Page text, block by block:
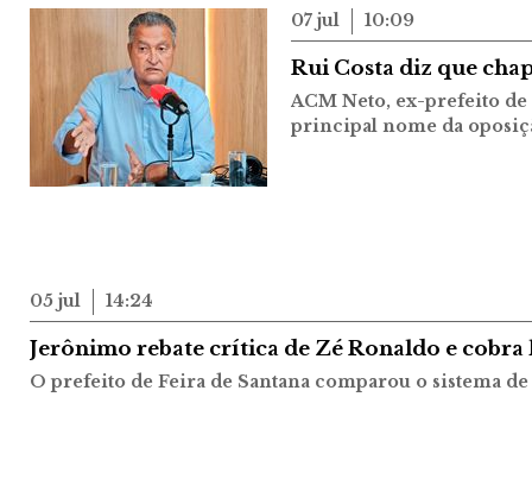
07 jul 10:09
Rui Costa diz que
ACM Neto, ex-prefeito
principal nome da
05 jul 14:24
Jerônimo rebate crítica de Zé Ronaldo e cobra
O prefeito de Feira de Santana comparou o sistema